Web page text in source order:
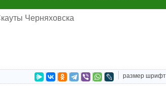
Черняховска
размер